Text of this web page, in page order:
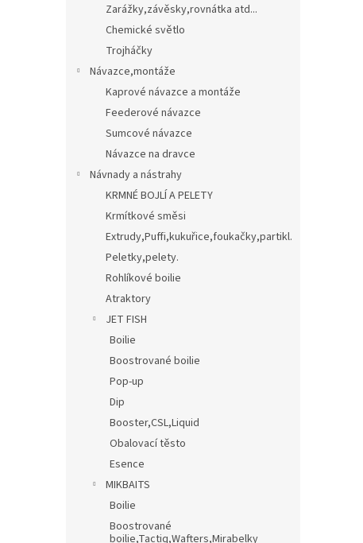
Zarážky,závěsky,rovnátka atd...
Chemické světlo
Trojháčky
Návazce,montáže
Kaprové návazce a montáže
Feederové návazce
Sumcové návazce
Návazce na dravce
Návnady a nástrahy
KRMNÉ BOJLÍ A PELETY
Krmítkové směsi
Extrudy,Puffi,kukuřice,foukačky,partikl.
Peletky,pelety.
Rohlíkové boilie
Atraktory
JET FISH
Boilie
Boostrované boilie
Pop-up
Dip
Booster,CSL,Liquid
Obalovací těsto
Esence
MIKBAITS
Boilie
Boostrované
boilie,Tactiq,Wafters,Mirabelky